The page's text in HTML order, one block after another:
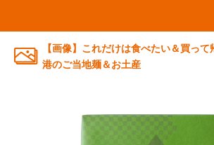
【画像】これだけは食べたい＆買っ
港のご当地麺＆お土産